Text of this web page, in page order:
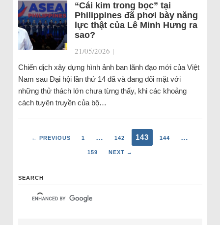
“Cái kim trong bọc” tại
Philippines đã phơi bày năng
lực thật của Lê Minh Hưng ra
sao?
21/05/2026 |
Chiến dịch xây dựng hình ảnh ban lãnh đạo mới của Việt
Nam sau Đại hội lần thứ 14 đã và đang đối mặt với
những thử thách lớn chưa từng thấy, khi các khoảng
cách tuyên truyền của bộ…
← PREVIOUS 1 … 142 143 144 …
159 NEXT →
SEARCH